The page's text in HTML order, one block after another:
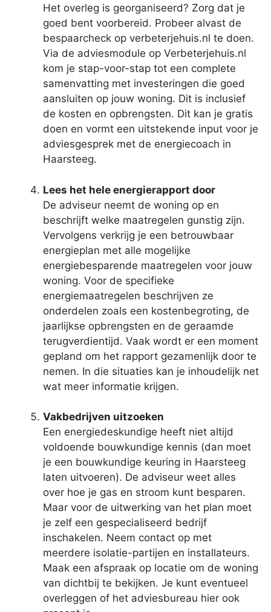
Het overleg is georganiseerd? Zorg dat je
goed bent voorbereid. Probeer alvast de
bespaarcheck op verbeterjehuis.nl te doen.
Via de adviesmodule op Verbeterjehuis.nl
kom je stap-voor-stap tot een complete
samenvatting met investeringen die goed
aansluiten op jouw woning. Dit is inclusief
de kosten en opbrengsten. Dit kan je gratis
doen en vormt een uitstekende input voor je
adviesgesprek met de energiecoach in
Haarsteeg.
Lees het hele energierapport door
De adviseur neemt de woning op en
beschrijft welke maatregelen gunstig zijn.
Vervolgens verkrijg je een betrouwbaar
energieplan met alle mogelijke
energiebesparende maatregelen voor jouw
woning. Voor de specifieke
energiemaatregelen beschrijven ze
onderdelen zoals een kostenbegroting, de
jaarlijkse opbrengsten en de geraamde
terugverdientijd. Vaak wordt er een moment
gepland om het rapport gezamenlijk door te
nemen. In die situaties kan je inhoudelijk net
wat meer informatie krijgen.
Vakbedrijven uitzoeken
Een energiedeskundige heeft niet altijd
voldoende bouwkundige kennis (dan moet
je een bouwkundige keuring in Haarsteeg
laten uitvoeren). De adviseur weet alles
over hoe je gas en stroom kunt besparen.
Maar voor de uitwerking van het plan moet
je zelf een gespecialiseerd bedrijf
inschakelen. Neem contact op met
meerdere isolatie-partijen en installateurs.
Maak een afspraak op locatie om de woning
van dichtbij te bekijken. Je kunt eventueel
overleggen of het adviesbureau hier ook